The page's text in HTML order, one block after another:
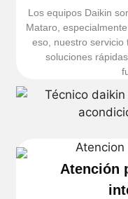
Los equipos Daikin
Mataro,
eso, nuestro servicio
soluciones
Atención